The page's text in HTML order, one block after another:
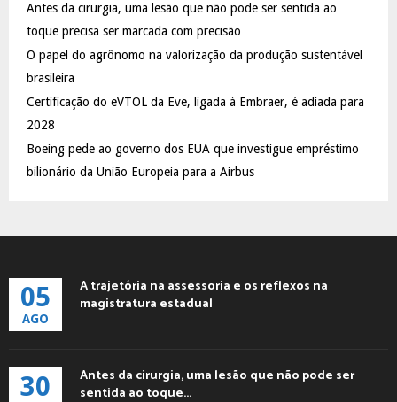
r
:
C
Antes da cirurgia, uma lesão que não pode ser sentida ao
toque precisa ser marcada com precisão
O papel do agrônomo na valorização da produção sustentável
brasileira
Certificação do eVTOL da Eve, ligada à Embraer, é adiada para
2028
Boeing pede ao governo dos EUA que investigue empréstimo
bilionário da União Europeia para a Airbus
05
AGO
A trajetória na assessoria e os reflexos na
magistratura estadual
30
Antes da cirurgia, uma lesão que não pode ser
sentida ao toque...